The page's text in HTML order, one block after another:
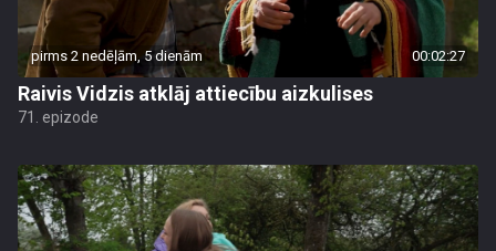
pirms 2 nedēļām, 5 dienām 00:02:27
Raivis Vidzis atklāj attiecību aizkulises
71. epizode